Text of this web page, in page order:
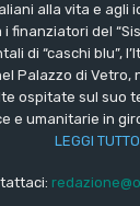
alla vita e agli
finanziatori del
di “caschi blu”,
Palazzo di Vetro,
ospitate sul suo
e umanitarie in
LEGGI TUTTO